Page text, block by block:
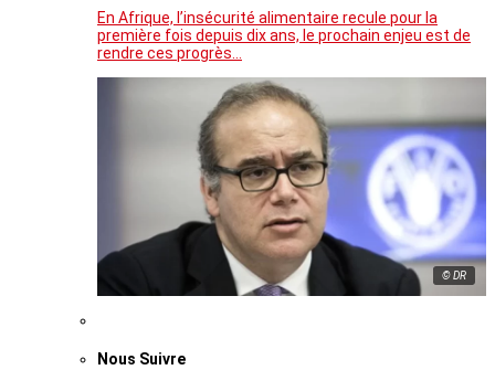
En Afrique, l’insécurité alimentaire recule pour la
première fois depuis dix ans, le prochain enjeu est de
rendre ces progrès…
© DR
Nous Suivre